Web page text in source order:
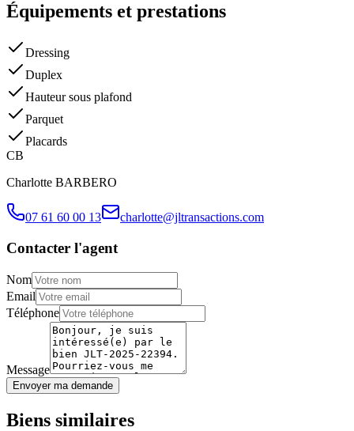
Équipements et prestations
Dressing
Duplex
Hauteur sous plafond
Parquet
Placards
CB
Charlotte BARBERO
07 61 60 00 13 charlotte@jltransactions.com
Contacter l'agent
Nom
Email
Téléphone
Message
Envoyer ma demande
Biens similaires